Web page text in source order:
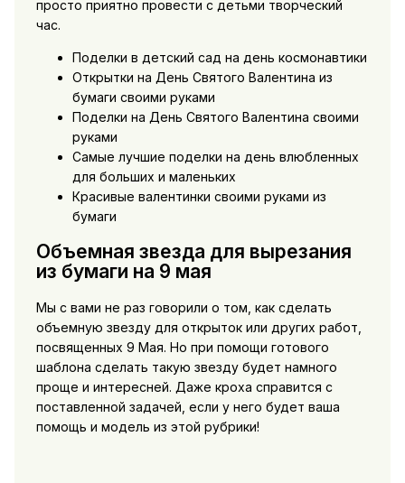
просто приятно провести с детьми творческий
час.
Поделки в детский сад на день космонавтики
Открытки на День Святого Валентина из
бумаги своими руками
Поделки на День Святого Валентина своими
руками
Самые лучшие поделки на день влюбленных
для больших и маленьких
Красивые валентинки своими руками из
бумаги
Объемная звезда для вырезания
из бумаги на 9 мая
Мы с вами не раз говорили о том, как сделать
объемную звезду для открыток или других работ,
посвященных 9 Мая. Но при помощи готового
шаблона сделать такую звезду будет намного
проще и интересней. Даже кроха справится с
поставленной задачей, если у него будет ваша
помощь и модель из этой рубрики!